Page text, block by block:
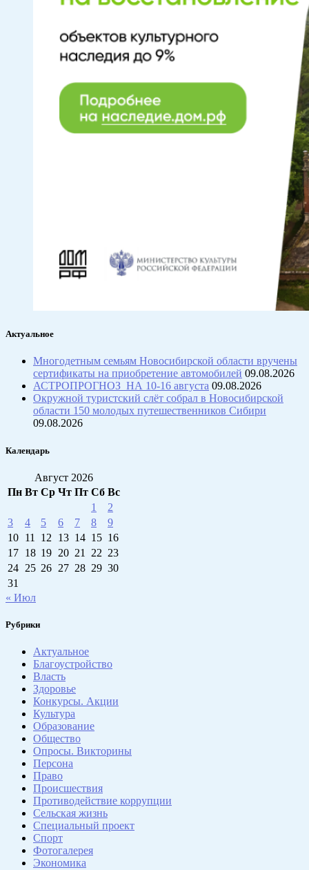
Актуальное
Многодетным семьям Новосибирской области вручены
сертификаты на приобретение автомобилей 09.08.2026
АСТРОПРОГНОЗ НА 10-16 августа 09.08.2026
Окружной туристский слёт собрал в Новосибирской
области 150 молодых путешественников Сибири
09.08.2026
Календарь
Август 2026
Пн Вт Ср Чт Пт Сб Вс
1
2
3
4 5 6 7 8
9
10 11 12 13 14 15 16
17 18 19 20 21 22 23
24 25 26 27 28 29 30
31
« Июл
Рубрики
Актуальное
Благоустройство
Власть
Здоровье
Конкурсы. Акции
Культура
Образование
Общество
Опросы. Викторины
Персона
Право
Происшествия
Противодействие коррупции
Сельская жизнь
Специальный проект
Спорт
Фотогалерея
Экономика